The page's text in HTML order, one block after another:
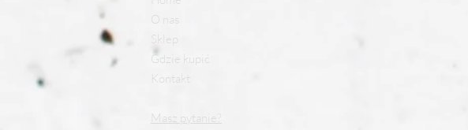
O nas
Sklep
Gdzie kupić
Kontakt
Masz pytanie?